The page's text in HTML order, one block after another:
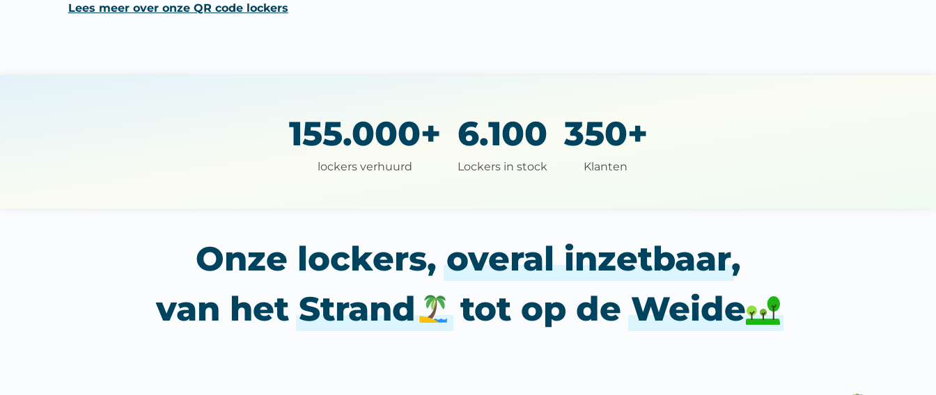
Lees meer over onze QR code lockers
155.000+
lockers verhuurd
6.100
Lockers in stock
350+
Klanten
Onze lockers,overal inzetbaar,
van hetStrand tot op deWeide